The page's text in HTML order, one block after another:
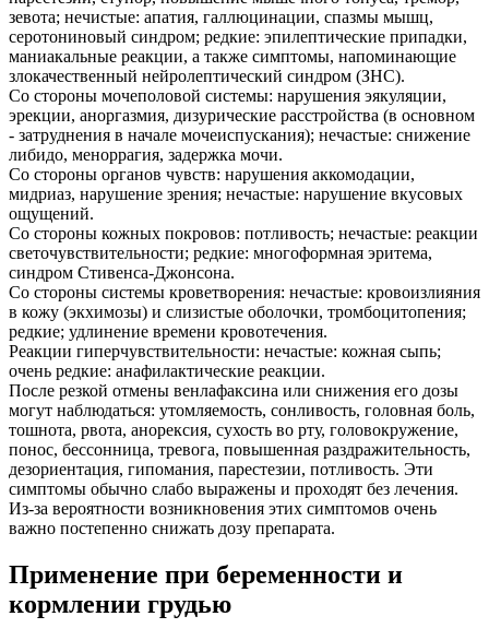
зевота; нечистые: апатия, галлюцинации, спазмы мышц,
серотониновый синдром; редкие: эпилептические припадки,
маниакальные реакции, а также симптомы, напоминающие
злокачественный нейролептический синдром (ЗНС).
Со стороны мочеполовой системы: нарушения эякуляции,
эрекции, аноргазмия, дизурические расстройства (в основном
- затруднения в начале мочеиспускания); нечастые: снижение
либидо, меноррагия, задержка мочи.
Со стороны органов чувств: нарушения аккомодации,
мидриаз, нарушение зрения; нечастые: нарушение вкусовых
ощущений.
Со стороны кожных покровов: потливость; нечастые: реакции
светочувствительности; редкие: многоформная эритема,
синдром Стивенса-Джонсона.
Со стороны системы кроветворения: нечастые: кровоизлияния
в кожу (экхимозы) и слизистые оболочки, тромбоцитопения;
редкие; удлинение времени кровотечения.
Реакции гиперчувствительности: нечастые: кожная сыпь;
очень редкие: анафилактические реакции.
После резкой отмены венлафаксина или снижения его дозы
могут наблюдаться: утомляемость, сонливость, головная боль,
тошнота, рвота, анорексия, сухость во рту, головокружение,
понос, бессонница, тревога, повышенная раздражительность,
дезориентация, гипомания, парестезии, потливость. Эти
симптомы обычно слабо выражены и проходят без лечения.
Из-за вероятности возникновения этих симптомов очень
важно постепенно снижать дозу препарата.
Применение при беременности и
кормлении грудью